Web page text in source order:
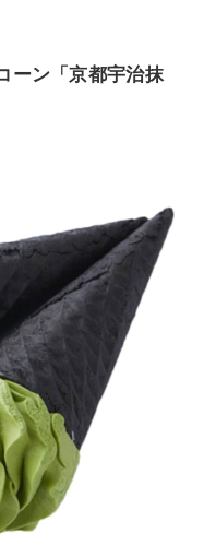
ーン「京都宇治抹